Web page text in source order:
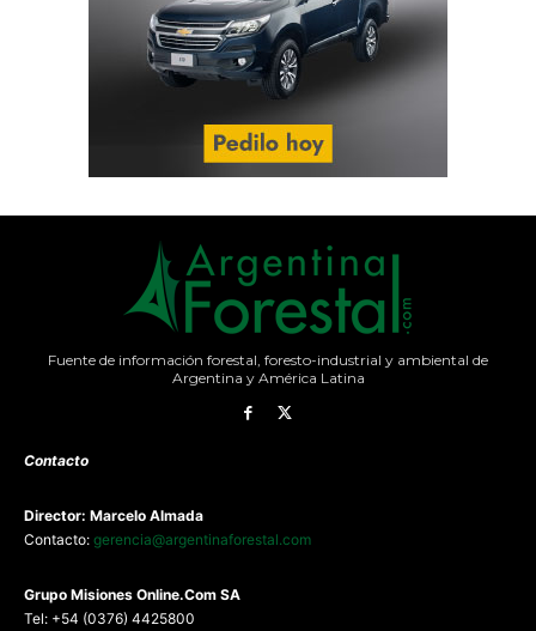
Fuente de información forestal, foresto-industrial y ambiental de
Argentina y América Latina
Contacto
Director: Marcelo Almada
Contacto: gerencia@argentinaforestal.com
Grupo Misiones Online.Com SA
Tel: +54 (0376) 4425800